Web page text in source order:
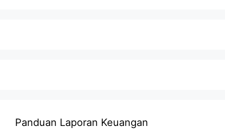
Panduan Laporan Keuangan